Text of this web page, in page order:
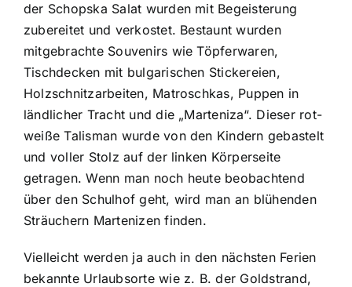
der Schopska Salat wurden mit Begeisterung
zubereitet und verkostet. Bestaunt wurden
mitgebrachte Souvenirs wie Töpferwaren,
Tischdecken mit bulgarischen Stickereien,
Holzschnitzarbeiten, Matroschkas, Puppen in
ländlicher Tracht und die „Marteniza“. Dieser rot-
weiße Talisman wurde von den Kindern gebastelt
und voller Stolz auf der linken Körperseite
getragen. Wenn man noch heute beobachtend
über den Schulhof geht, wird man an blühenden
Sträuchern Martenizen finden.
Vielleicht werden ja auch in den nächsten Ferien
bekannte Urlaubsorte wie z. B. der Goldstrand,